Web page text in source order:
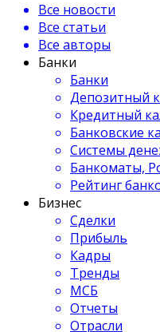
Все новости
Все статьи
Все авторы
Банки
Банки
Депозитный
Кредитный
Банковские
Системы
Банкоматы,
Рейтинг
Бизнес
Сделки
Прибыль
Кадры
Тренды
МСБ
Отчеты
Отрасли